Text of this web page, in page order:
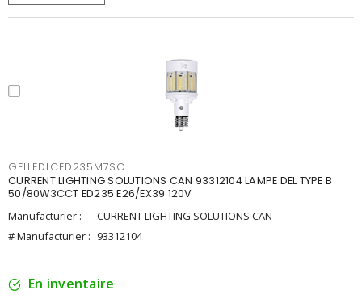
GELLEDLCED235M7SC
CURRENT LIGHTING SOLUTIONS CAN 93312104 LAMPE DEL TYPE B
50/80W3CCT ED235 E26/EX39 120V
Manufacturier :
CURRENT LIGHTING SOLUTIONS CAN
# Manufacturier : 93312104
En inventaire